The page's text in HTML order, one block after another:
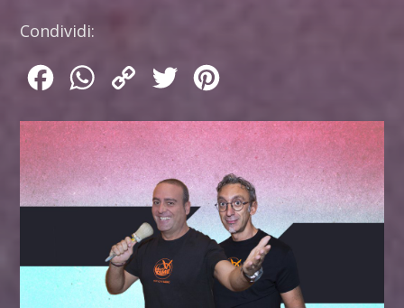
Condividi:
FacebookWhatsApp
Copy
Twitter